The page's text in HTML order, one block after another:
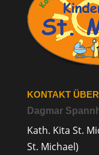
KONTAKT ÜBER
Dagmar
Kath. Kita St.
St. Michael)